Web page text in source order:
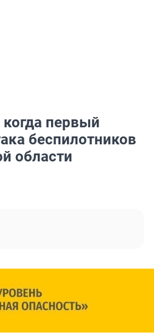
первый
беспилотников
области